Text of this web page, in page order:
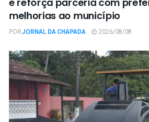
melhorias ao município
PORJORNAL DA CHAPADA 2026/08/08